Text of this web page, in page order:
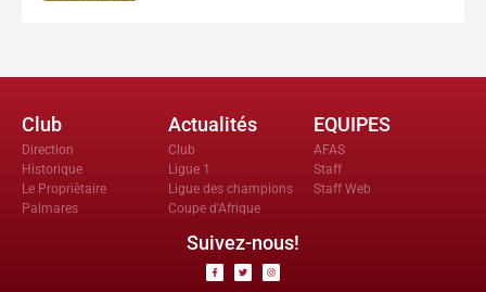
Club
Direction
Historique
Le Propriètaire
Palmares
Actualités
Club
Ligue 1
Ligue des champions
Coupe d'Afrique
EQUIPES
AFAS
Staff
Staff Web
Suivez-nous!